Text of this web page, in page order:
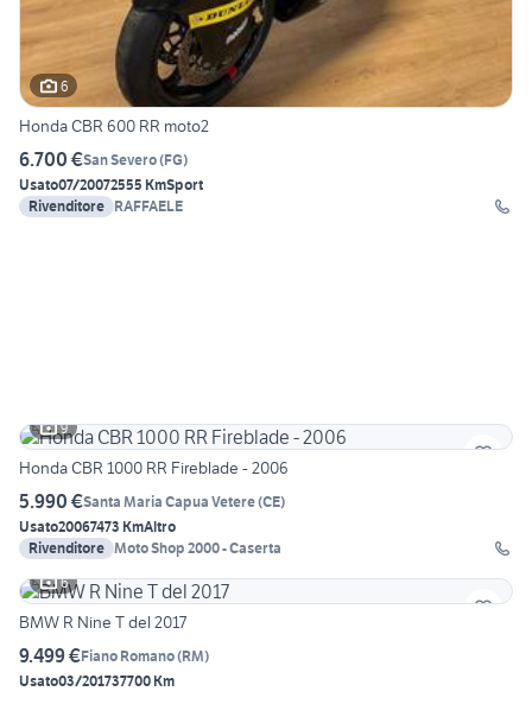
6
Honda CBR 600 RR moto2
6.700 €San Severo(FG)
Usato07/20072555 KmSport
Rivenditore RAFFAELE
9
Honda CBR 1000 RR Fireblade - 2006
5.990 €Santa Maria Capua Vetere(CE)
Usato20067473 KmAltro
Rivenditore Moto Shop 2000 - Caserta
6
BMW R Nine T del 2017
9.499 €Fiano Romano(RM)
Usato03/201737700 Km